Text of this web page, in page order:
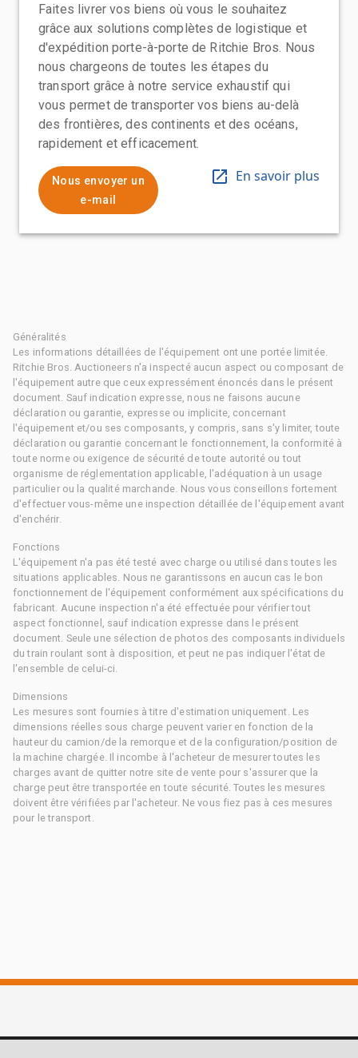
Faites livrer vos biens où vous le souhaitez
grâce aux solutions complètes de logistique et
d'expédition porte-à-porte de Ritchie Bros. Nous
nous chargeons de toutes les étapes du
transport grâce à notre service exhaustif qui
vous permet de transporter vos biens au-delà
des frontières, des continents et des océans,
rapidement et efficacement.
Nous envoyer un
e-mail
En savoir plus
Généralités
Les informations détaillées de l'équipement ont une portée limitée.
Ritchie Bros. Auctioneers n'a inspecté aucun aspect ou composant de
l'équipement autre que ceux expressément énoncés dans le présent
document. Sauf indication expresse, nous ne faisons aucune
déclaration ou garantie, expresse ou implicite, concernant
l'équipement et/ou ses composants, y compris, sans s'y limiter, toute
déclaration ou garantie concernant le fonctionnement, la conformité à
toute norme ou exigence de sécurité de toute autorité ou tout
organisme de réglementation applicable, l'adéquation à un usage
particulier ou la qualité marchande. Nous vous conseillons fortement
d'effectuer vous-même une inspection détaillée de l'équipement avant
d'enchérir.
Fonctions
L'équipement n'a pas été testé avec charge ou utilisé dans toutes les
situations applicables. Nous ne garantissons en aucun cas le bon
fonctionnement de l'équipement conformément aux spécifications du
fabricant. Aucune inspection n'a été effectuée pour vérifier tout
aspect fonctionnel, sauf indication expresse dans le présent
document. Seule une sélection de photos des composants individuels
du train roulant sont à disposition, et peut ne pas indiquer l'état de
l'ensemble de celui-ci.
Dimensions
Les mesures sont fournies à titre d'estimation uniquement. Les
dimensions réelles sous charge peuvent varier en fonction de la
hauteur du camion/de la remorque et de la configuration/position de
la machine chargée. Il incombe à l'acheteur de mesurer toutes les
charges avant de quitter notre site de vente pour s'assurer que la
charge peut être transportée en toute sécurité. Toutes les mesures
doivent être vérifiées par l'acheteur. Ne vous fiez pas à ces mesures
pour le transport.